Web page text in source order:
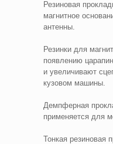
Резиновая
магнитное
антенны.
Резинки для
появлению
и увеличивают
кузовом машины.
Демпферная
применяется для
Тонкая резиновая